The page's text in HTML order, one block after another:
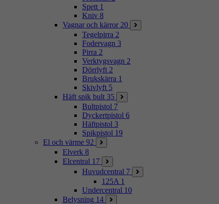
Spett 1
Kniv 8
Vagnar och kärror 20
Tegelpirra 2
Fodervagn 3
Pirra 2
Verktygsvagn 2
Dörrlyft 2
Brukskärra 1
Skivlyft 5
Häft spik bult 35
Bultpistol 7
Dyckertpistol 6
Häftpistol 3
Spikpistol 19
El och värme 92
Elverk 8
Elcentral 17
Huvudcentral 7
125A 1
Undercentral 10
Belysning 14